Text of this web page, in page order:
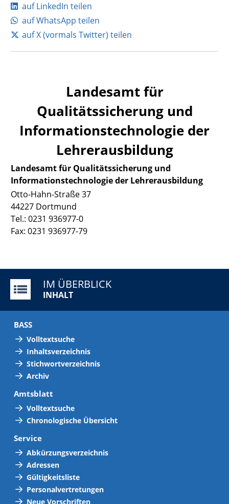
auf LinkedIn teilen
auf WhatsApp teilen
auf X (vormals Twitter) teilen
Landesamt für
Qualitätssicherung und
Informationstechnologie der
Lehrerausbildung
Landesamt für Qualitätssicherung und
Informationstechnologie der Lehrerausbildung
Otto-Hahn-Straße 37
44227 Dortmund
Tel.: 0231 936977-0
Fax: 0231 936977-79
IM ÜBERBLICK
INHALT
BASS
Volltextsuche
Inhaltsverzeichnis
Stichwortverzeichnis
Archiv
Amtsblatt
Volltextsuche
Chronologische Übersicht
Service
Abkürzungsverzeichnis
Adressen
Gültigkeitsliste
Personalvertretungen
Neue Vorschriften